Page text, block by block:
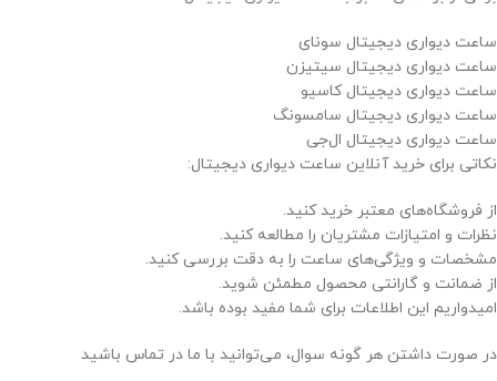
ساعت دیواری دیجیتال سونای
ساعت دیواری دیجیتال سیتیزن
ساعت دیواری دیجیتال کاسیو
ساعت دیواری دیجیتال سامسونگ
ساعت دیواری دیجیتال ال‌جی
نکاتی برای خرید آنلاین ساعت دیواری دیجیتال:
از فروشگاه‌های معتبر خرید کنید.
نظرات و امتیازات مشتریان را مطالعه کنید.
مشخصات و ویژگی‌های ساعت را به دقت بررسی کنید.
از ضمانت و گارانتی محصول مطمئن شوید.
امیدواریم این اطلاعات برای شما مفید بوده باشد.
در صورت داشتن هر گونه سوال، می‌توانید با ما در تماس باشید